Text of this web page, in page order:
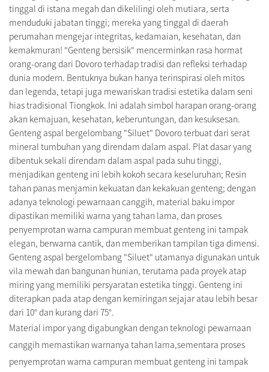
tinggal di istana megah dan dikelilingi oleh mutiara, serta
menduduki jabatan tinggi; mereka yang tinggal di daerah
perumahan mengejar integritas, kedamaian, kesehatan, dan
kemakmuran! "Genteng bersisik" mencerminkan rasa hormat
orang-orang dari Dovoro terhadap tradisi dan refleksi terhadap
dunia modern. Bentuknya bukan hanya terinspirasi oleh mitos
dan legenda, tetapi juga mewariskan tradisi estetika dalam seni
hias tradisional Tiongkok. Ini adalah simbol harapan orang-orang
akan kemajuan, kesehatan, keberuntungan, dan kesuksesan.
Genteng aspal bergelombang "Siluet" Dovoro terbuat dari serat
mineral tumbuhan yang direndam dalam aspal. Plat dasar yang
dibentuk sekali direndam dalam aspal pada suhu tinggi,
menjadikan genteng ini lebih kokoh secara keseluruhan; Resin
tahan panas menjamin kekuatan dan kekakuan genteng; dengan
adanya teknologi pewarnaan canggih, material baku impor
dipastikan memiliki warna yang tahan lama, dan proses
penyemprotan warna campuran membuat genteng ini tampak
elegan, berwarna cantik, dan memberikan tampilan tiga dimensi.
Genteng aspal bergelombang "Siluet" utamanya digunakan untuk
vila mewah dan bangunan hunian, terutama pada proyek atap
miring yang memiliki persyaratan estetika tinggi. Genteng ini
diterapkan pada atap dengan kemiringan sejajar atau lebih besar
dari 10° dan kurang dari 75°.
Material impor yang digabungkan dengan teknologi pewarnaan
canggih memastikan warnanya tahan lama,sementara proses
penyemprotan warna campuran membuat genteng ini tampak